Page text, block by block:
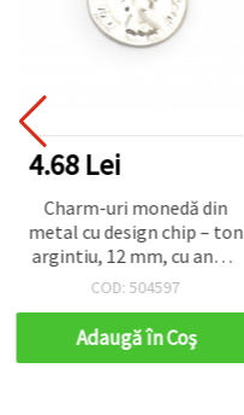
4.68 Lei
Charm-uri monedă din
metal cu design chip – ton
argintiu, 12 mm, cu anou,
pachet 50 buc.
COD: 504597
Adaugă în Coş